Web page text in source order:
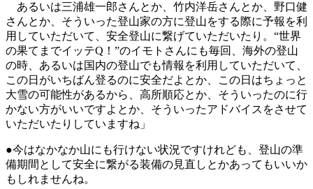
あるいは三浦雄一郎さんとか、竹内洋岳さんとか、野口健
さんとか、そういった登山家の方に登山をする際に予報を利
用していただいて、安全登山に繋げていただいたり。“世界
の果てまでイッテQ！”のイモトさんにも毎回、海外の登山
の時、あるいは国内の登山でも情報を利用していただいて、
この日がいちばん登るのに安全だよとか、この日はちょっと
大雪の可能性があるから、高所順応とか、そういったのに行
かない方がいいですよとか、そういったアドバイスをさせて
いただいたりしていますね」
●今はなかなか山にも行けない状況ですけれども、登山の準
備期間として安全に繋がる装備の見直しとかあってもいいか
もしれませんね。